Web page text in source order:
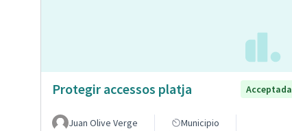
Protegir accessos platja Acceptada
Juan Olive Verge
Municipio